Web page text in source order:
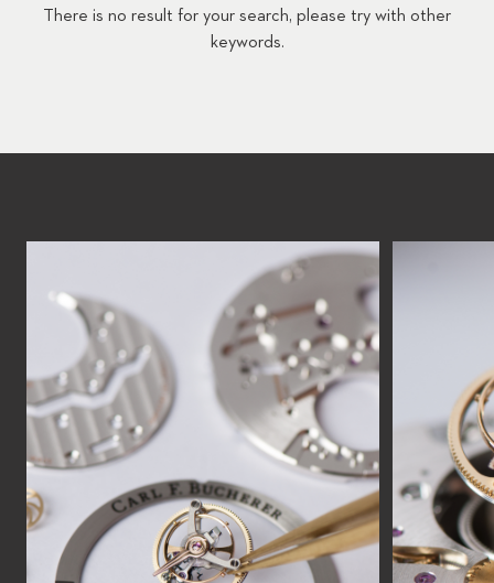
There is no result for your search, please try with other
keywords.